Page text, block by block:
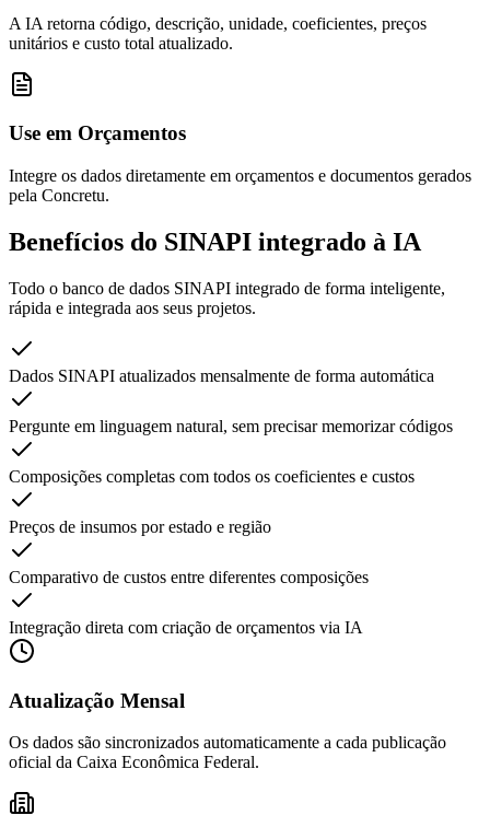
A IA retorna código, descrição, unidade, coeficientes, preços
unitários e custo total atualizado.
Use em Orçamentos
Integre os dados diretamente em orçamentos e documentos gerados
pela Concretu.
Benefícios do SINAPI integrado à IA
Todo o banco de dados SINAPI integrado de forma inteligente,
rápida e integrada aos seus projetos.
Dados SINAPI atualizados mensalmente de forma automática
Pergunte em linguagem natural, sem precisar memorizar códigos
Composições completas com todos os coeficientes e custos
Preços de insumos por estado e região
Comparativo de custos entre diferentes composições
Integração direta com criação de orçamentos via IA
Atualização Mensal
Os dados são sincronizados automaticamente a cada publicação
oficial da Caixa Econômica Federal.